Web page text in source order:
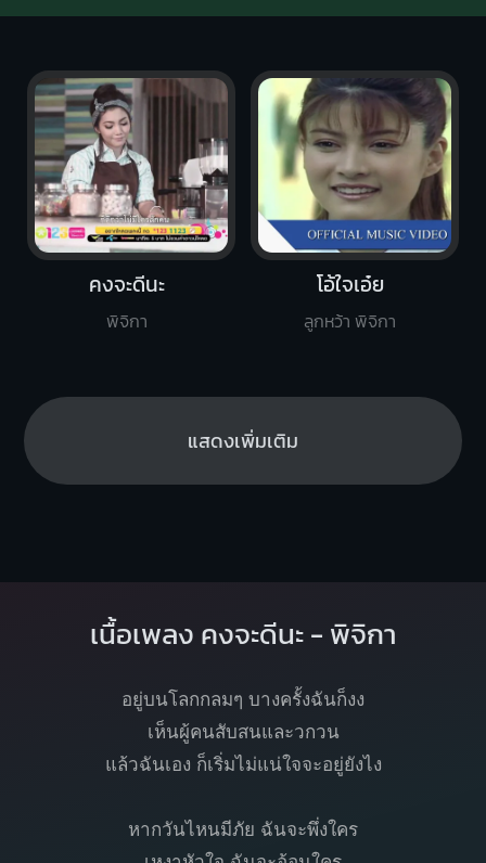
โอ้ใจเอ๋ย
ลูกหว้า พิจิกา
คงจะดีนะ
พิจิกา
แสดงเพิ่มเติม
เนื้อเพลง คงจะดีนะ - พิจิกา
อยู่บนโลกกลมๆ บางครั้งฉันก็งง
เห็นผู้คนสับสนและวกวน
แล้วฉันเอง ก็เริ่มไม่แน่ใจจะอยู่ยังไง
หากวันไหนมีภัย ฉันจะพึ่งใคร